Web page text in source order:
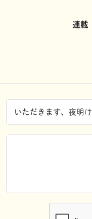
連載